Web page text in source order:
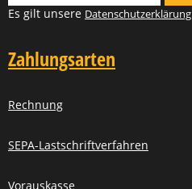
Es gilt unsere Datenschutzerklärung
Zahlungsarten
Rechnung
SEPA-Lastschriftverfahren
Vorauskasse